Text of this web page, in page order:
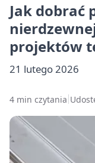
Jak dobrać
projektów
21 lutego 2026
4 min czytania